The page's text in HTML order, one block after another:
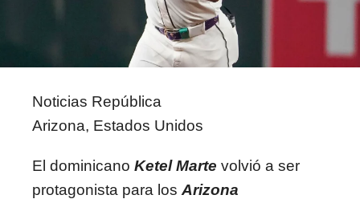
Noticias República
Arizona, Estados Unidos
El dominicano Ketel Marte volvió a ser
protagonista para los Arizona